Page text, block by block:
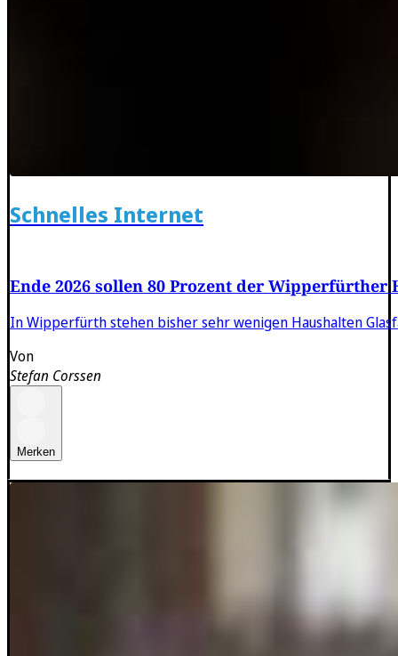
Schnelles Internet
Ende 2026 sollen 80 Prozent der Wipperfürther
In Wipperfürth stehen bisher sehr wenigen Haushalten
Von
Stefan Corssen
Merken